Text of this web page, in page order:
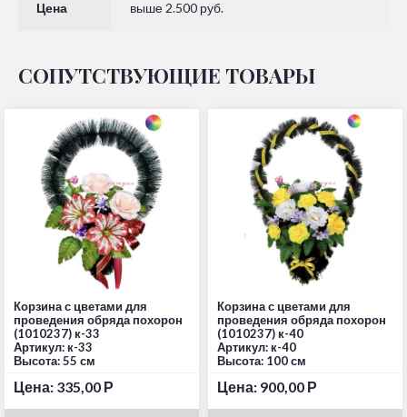
Цена выше 2.500 руб.
СОПУТСТВУЮЩИЕ ТОВАРЫ
Корзина с цветами для
проведения обряда похорон
(1010237) к-33
Артикул: к-33
Высота: 55 см
Цена: 335,00 Р
Корзина с цветами для
проведения обряда похорон
(1010237) к-40
Артикул: к-40
Высота: 100 см
Цена: 900,00 Р